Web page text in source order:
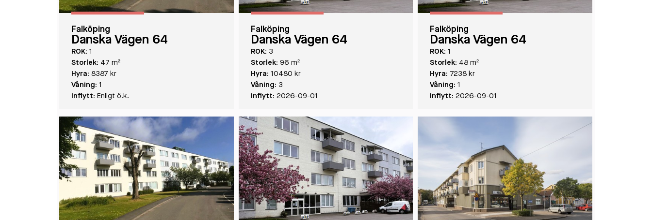
Falköping
Danska Vägen 64
ROK: 1
Storlek: 47 m²
Hyra: 8387 kr
Våning: 1
Inflytt: Enligt ö.k.
Falköping
Danska Vägen 64
ROK: 3
Storlek: 96 m²
Hyra: 10480 kr
Våning: 3
Inflytt: 2026-09-01
Falköping
Danska Vägen 64
ROK: 1
Storlek: 48 m²
Hyra: 7238 kr
Våning: 1
Inflytt: 2026-09-01